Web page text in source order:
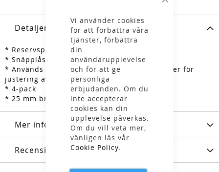
Vi använder cookies
för att förbättra våra
tjänster, förbättra
din
användarupplevelse
och för att ge
personliga
erbjudanden. Om du
inte accepterar
cookies kan din
upplevelse påverkas.
Om du vill veta mer,
vänligen läs vår
Cookie Policy.
Detaljer
* Reservspänne från AceCamp
* Snäpplås
* Används för att koppla ihop två remmar eller för
justering av hängslen
* 4-pack
* 25 mm breda
Mer information
Recensioner